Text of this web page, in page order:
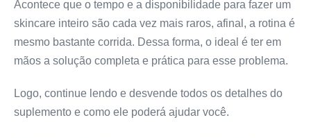
Acontece que o tempo e a disponibilidade para fazer um
skincare inteiro são cada vez mais raros, afinal, a rotina é
mesmo bastante corrida. Dessa forma, o ideal é ter em
mãos a solução completa e prática para esse problema.
Logo, continue lendo e desvende todos os detalhes do
suplemento e como ele poderá ajudar você.